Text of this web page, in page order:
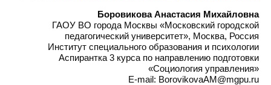
Боровикова Анастасия Михайловна
ГАОУ ВО города Москвы «Московский городской
педагогический университет», Москва, Россия
Институт специального образования и психологии
Аспирантка 3 курса по направлению подготовки
«Социология управления»
E-mail: BorovikovaAM@mgpu.ru